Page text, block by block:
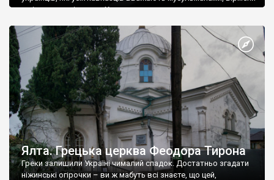
є відданими вірянами Христа
Ялта. Грецька церква Феодора Тирона
Греки залишили Україні чималий спадок. Достатньо згадати
ніжинські огірочки – ви ж мабуть всі знаєте, що цей,